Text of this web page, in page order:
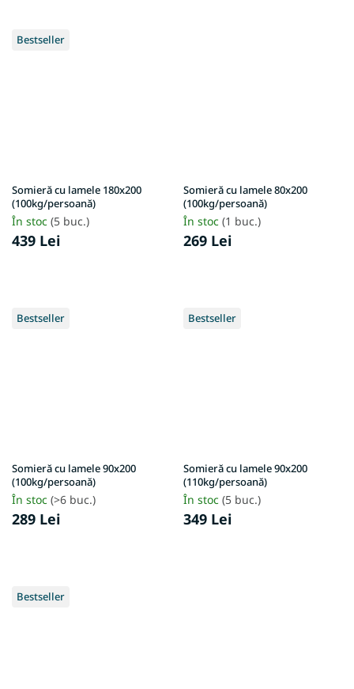
Bestseller
Somieră cu lamele 180x200
(100kg/persoană)
În stoc (5 buc.)
439 Lei
Somieră cu lamele 80x200
(100kg/persoană)
În stoc (1 buc.)
269 Lei
Bestseller
Somieră cu lamele 90x200
(100kg/persoană)
În stoc (>6 buc.)
289 Lei
Bestseller
Somieră cu lamele 90x200
(110kg/persoană)
În stoc (5 buc.)
349 Lei
Bestseller